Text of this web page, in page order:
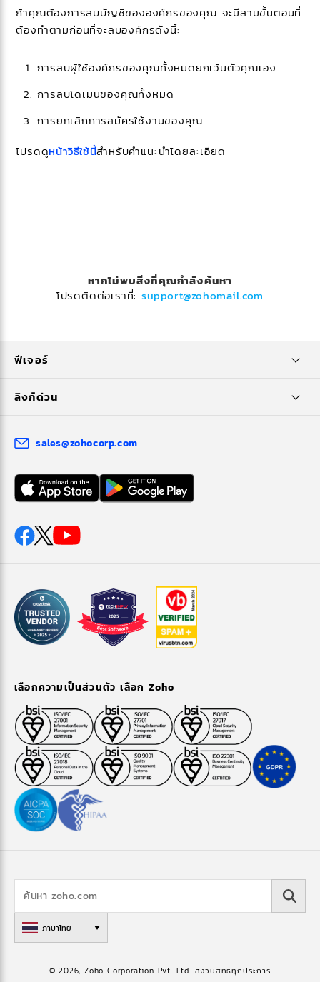
ถ้าคุณต้องการลบบัญชีขององค์กรของคุณ จะมีสามขั้นตอนที่
ต้องทำตามก่อนที่จะลบองค์กรดังนี้:
การลบผู้ใช้องค์กรของคุณทั้งหมดยกเว้นตัวคุณเอง
การลบโดเมนของคุณทั้งหมด
การยกเลิกการสมัครใช้งานของคุณ
โปรดดูหน้าวิธีใช้นี้สำหรับคำแนะนำโดยละเอียด
หากไม่พบสิ่งที่คุณกำลังค้นหา
โปรดติดต่อเราที่:support@zohomail.com
ฟีเจอร์
ลิงก์ด่วน
sales@zohocorp.com
เลือกความเป็นส่วนตัว เลือก Zoho
ภาษาไทย
© 2026, Zoho Corporation Pvt. Ltd. สงวนสิทธิ์ทุกประการ